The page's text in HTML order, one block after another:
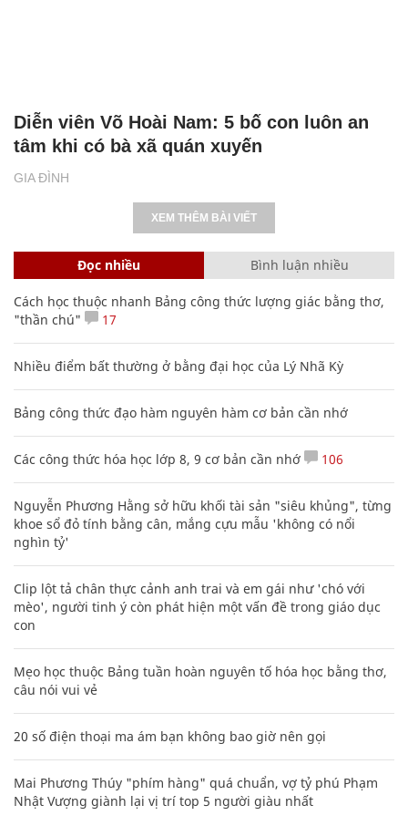
GIA ĐÌNH
Diễn viên Võ Hoài Nam: 5 bố con luôn an
tâm khi có bà xã quán xuyến
XEM THÊM BÀI VIẾT
Đọc nhiều Bình luận nhiều
Cách học thuộc nhanh Bảng công thức lượng giác bằng thơ,
"thần chú"
17
Nhiều điểm bất thường ở bằng đại học của Lý Nhã Kỳ
Bảng công thức đạo hàm nguyên hàm cơ bản cần nhớ
Các công thức hóa học lớp 8, 9 cơ bản cần nhớ 106
Nguyễn Phương Hằng sở hữu khối tài sản "siêu khủng", từng
khoe sổ đỏ tính bằng cân, mắng cựu mẫu 'không có nổi
nghìn tỷ'
Clip lột tả chân thực cảnh anh trai và em gái như 'chó với
mèo', người tinh ý còn phát hiện một vấn đề trong giáo dục
con
Mẹo học thuộc Bảng tuần hoàn nguyên tố hóa học bằng thơ,
câu nói vui vẻ
20 số điện thoại ma ám bạn không bao giờ nên gọi
Mai Phương Thúy "phím hàng" quá chuẩn, vợ tỷ phú Phạm
Nhật Vượng giành lại vị trí top 5 người giàu nhất